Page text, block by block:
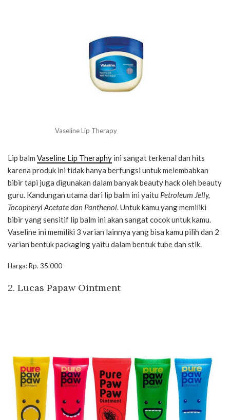
Vaseline Lip Therapy
Lip balm Vaseline Lip Theraphy ini sangat terkenal dan hits
karena produk ini tidak hanya berfungsi untuk melembabkan
bibir tapi juga digunakan dalam banyak beauty hack oleh beauty
guru. Kandungan utama dari lip balm ini yaitu Petroleum Jelly,
Tocopheryl Acetate dan Panthenol. Untuk kamu yang memiliki
bibir yang sensitif lip balm ini akan sangat cocok untuk kamu.
Vaseline ini memiliki 3 varian lainnya yang bisa kamu pilih dan 2
varian bentuk packaging yaitu dalam bentuk tube dan stik.
Harga: Rp. 35.000
2. Lucas Papaw Ointment